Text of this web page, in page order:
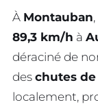
À Montauban
89,3 km/h à
déraciné de
des chutes
localement,